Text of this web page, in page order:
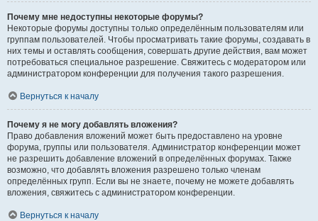
Почему мне недоступны некоторые форумы?
Некоторые форумы доступны только определённым пользователям или
группам пользователей. Чтобы просматривать такие форумы, создавать в
них темы и оставлять сообщения, совершать другие действия, вам может
потребоваться специальное разрешение. Свяжитесь с модератором или
администратором конференции для получения такого разрешения.
Вернуться к началу
Почему я не могу добавлять вложения?
Право добавления вложений может быть предоставлено на уровне
форума, группы или пользователя. Администратор конференции может
не разрешить добавление вложений в определённых форумах. Также
возможно, что добавлять вложения разрешено только членам
определённых групп. Если вы не знаете, почему не можете добавлять
вложения, свяжитесь с администратором конференции.
Вернуться к началу